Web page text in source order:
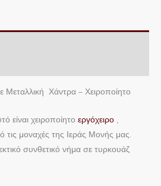
Μεταλλική Χάντρα – Χειροποίητο
είναι χειροποίητο εργόχειρο
τις μοναχές της Ιεράς Μονής μας.
συνθετικό νήμα σε τυρκουάζ